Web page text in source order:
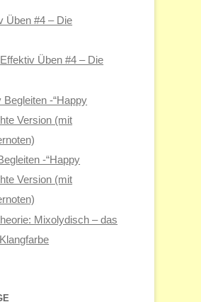
Üben #4 – Die
Effektiv Üben #4 – Die
Begleiten -“Happy
Version (mit
-“Happy
Version (mit
Mixolydisch – das